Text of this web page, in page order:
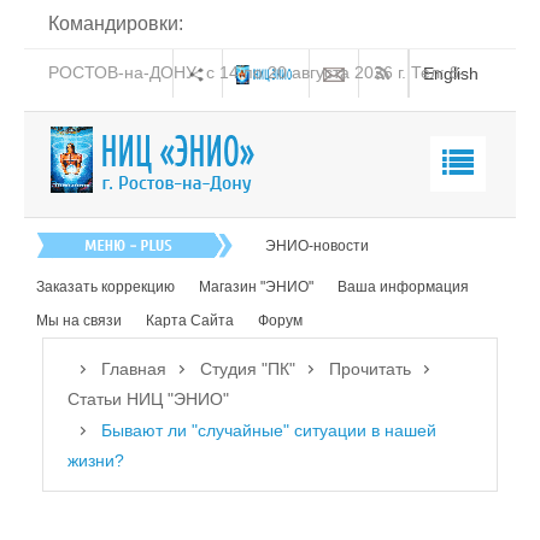
Командировки:
РОСТОВ-на-ДОНУ: с 14 по 20 августа 2026 г. Тел: 8-
English
Книга
Обучение
ЭНИО-новости
Заказать коррекцию Магазин "ЭНИО"
Ваша информация
Мы на связи
Карта Сайта Форум
Главная Студия "ПК"
Прочитать
Статьи НИЦ "ЭНИО"
Бывают ли "случайные" ситуации в нашей
жизни?